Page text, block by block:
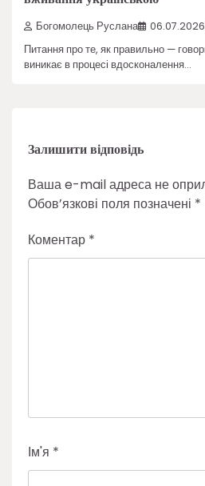
Богомолець Руслана 06.07.2026
Питання про те, як правильно —
виникає в процесі вдосконалення…
Залишити відповідь
Ваша e-mail адреса не
Обов’язкові поля позначені *
Коментар *
Ім'я *